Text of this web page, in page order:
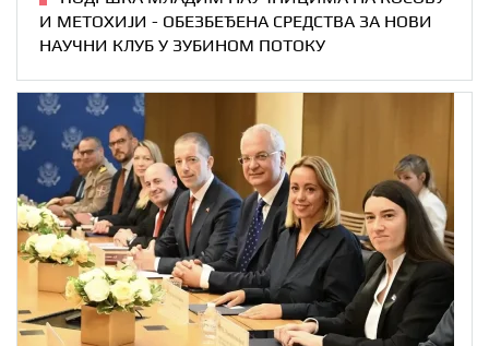
И МЕТОХИЈИ - ОБЕЗБЕЂЕНА СРЕДСТВА ЗА НОВИ
НАУЧНИ КЛУБ У ЗУБИНОМ ПОТОКУ